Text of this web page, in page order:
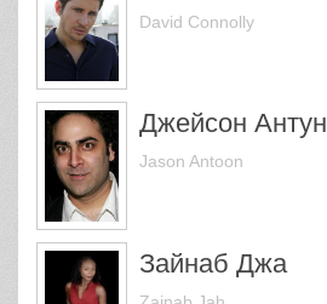
David Connolly
Джейсон Антун
Jason Antoon
Зайнаб Джа